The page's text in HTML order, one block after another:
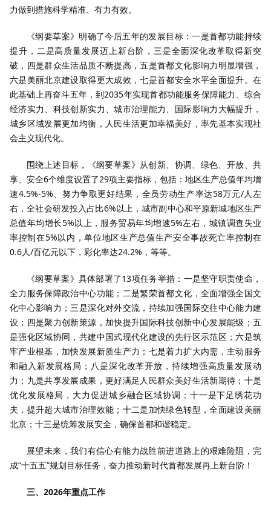
力做到措施科学精准、有力有效。
《纲要草案》明确了今后五年的发展目标：一是首都功能持续
提升，二是高质量发展迈上新台阶，三是全面深化改革取得新突
破，四是群众生活品质不断提高，五是首都文化影响力明显增强，
六是美丽北京建设取得更大成效，七是首都安全水平全面提升。在
此基础上再奋斗五年，到2035年实现首都功能服务保障能力、综合
经济实力、科技创新实力、城市治理能力、国际影响力大幅提升，
城乡区域发展更加均衡，人民生活更加幸福美好，率先基本实现社
会主义现代化。
围绕上述目标，《纲要草案》从创新、协调、绿色、开放、共
享、安全6个维度设置了29项主要指标，包括：地区生产总值年均增
速4.5%-5%、努力争取更好结果，全员劳动生产率达58万元/人左
右，全社会研发投入占比6%以上，城市副中心和平原新城地区生产
总值年均增长5%以上，服务贸易年均增速5%左右，城镇调查失业
率控制在5%以内，单位地区生产总值生产安全事故死亡率控制在
0.6人/百亿元以下，彩化率达24.2%，等等。
《纲要草案》具体部署了13项任务举措：一是坚守职责使命，
全力服务保障政治中心功能；二是繁荣首都文化，全面增强全国文
化中心影响力；三是深化对外交流，持续加强国际交往中心能力建
设；四是聚力创新策源，加快提升国际科技创新中心发展能级；五
是强化区域协同，共建中国式现代化建设的先行区示范区；六是筑
牢产业根基，加快发展新质生产力；七是着力扩大内需，主动服务
和融入新发展格局；八是深化改革开放，持续增强高质量发展动
力；九是共享发展成果，更好满足人民群众美好生活新期待；十是
优化发展格局，大力促进城乡融合区域协调；十一是下足绣花功
夫，提升超大城市治理效能；十二是加快绿色转型，全面建设美丽
北京；十三是统筹发展安全，确保首都和谐稳定。
展望未来，我们有信心有能力战胜前进道路上的艰难险阻，完
成“十五五”规划目标任务，奋力推动新时代首都发展再上新台阶！
三、2026年重点工作